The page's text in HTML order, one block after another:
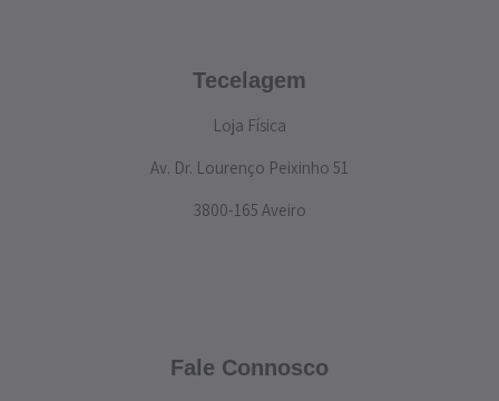
Tecelagem
Loja Física
Av. Dr. Lourenço Peixinho 51
3800-165 Aveiro
Fale Connosco